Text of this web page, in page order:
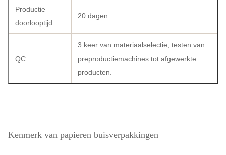
Productie
doorlooptijd
20 dagen
QC
3 keer van materiaalselectie, testen van
preproductiemachines tot afgewerkte
producten.
Kenmerk van papieren buisverpakkingen